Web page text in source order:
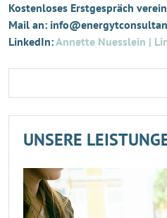
Kostenloses Erstgespräch
Mail an:
LinkedIn:Annette Nuesslein |
UNSERE